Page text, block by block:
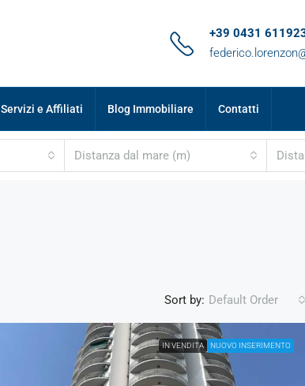
+39 0431
Servizi e Affiliati Blog Immobiliare Contatti
Distanza dal mare (m)
Sort by: Default Order
IN VENDITA NUOVO INSERIMENTO